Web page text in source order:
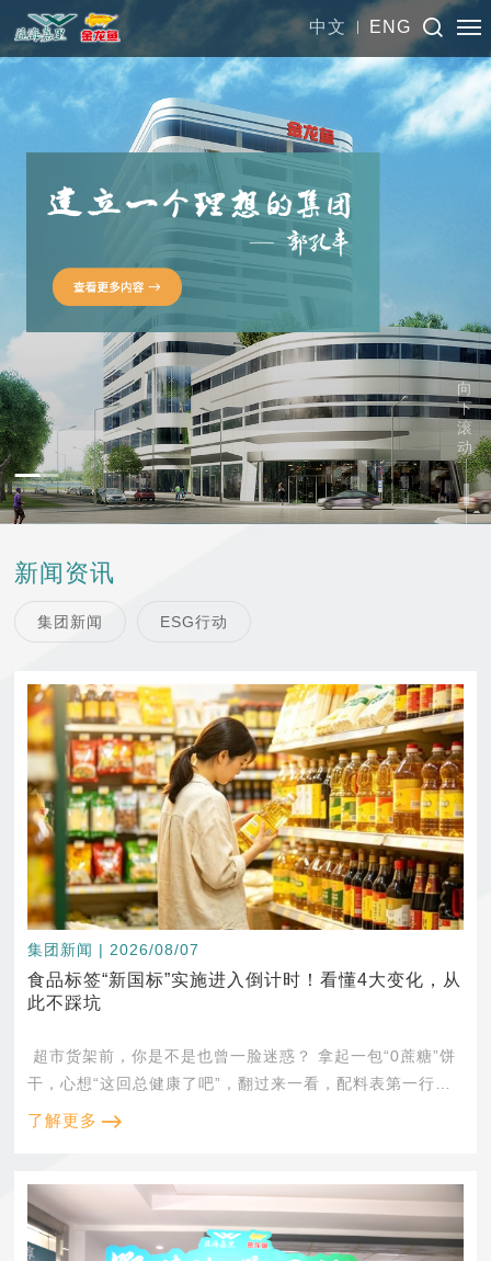
中文 ENG
向
下
滚
动
新闻资讯
集团新闻 ESG行动
集团新闻 | 2026/08/07
食品标签“新国标”实施进入倒计时！看懂4大变化，从
此不踩坑
超市货架前，你是不是也曾一脸迷惑？ 拿起一包“0蔗糖”饼
干，心想“这回总健康了吧”，翻过来一看，配料表第一行赫
了解更多